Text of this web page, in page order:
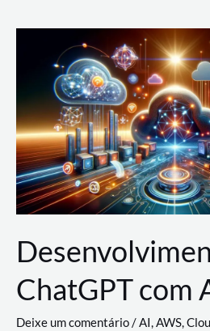
Nuvem:
Google
Cloud,
AWS
e
Azure
ChatGPT com
Deixe um comentário/AI,AWS,